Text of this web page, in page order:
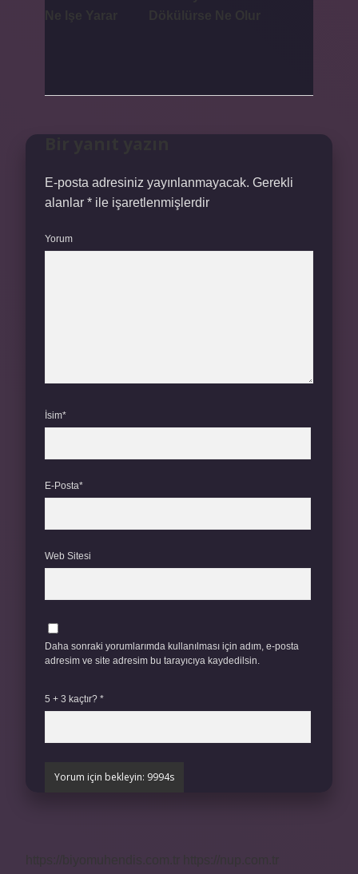
E-posta adresiniz yayınlanmayacak. Gerekli
alanlar * ile işaretlenmişlerdir
Yorum
İsim*
E-Posta*
Web Sitesi
Daha sonraki yorumlarımda kullanılması için adım, e-posta
adresim ve site adresim bu tarayıcıya kaydedilsin.
5 + 3 kaçtır? *